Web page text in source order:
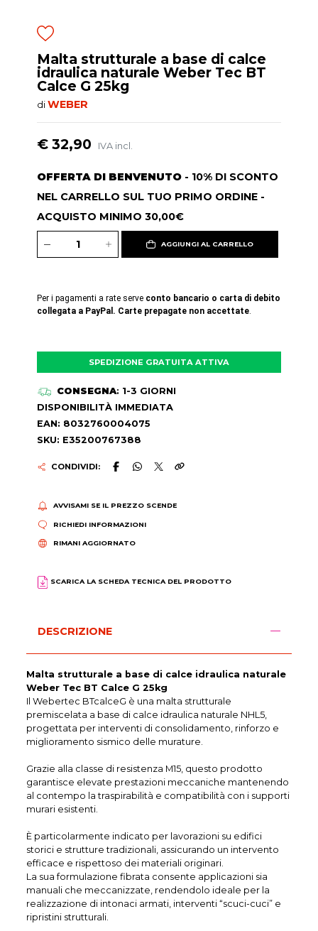
Malta strutturale a base di calce
idraulica naturale Weber Tec BT
Calce G 25kg
diWEBER
€ 32,90 IVA incl.
OFFERTA DI BENVENUTO - 10% DI SCONTO
NEL CARRELLO SUL TUO PRIMO ORDINE -
ACQUISTO MINIMO 30,00€
AGGIUNGI AL CARRELLO
Per i pagamenti a rate serve conto bancario o carta di debito
collegata a PayPal. Carte prepagate non accettate
SPEDIZIONE GRATUITA ATTIVA
CONSEGNA: 1-3 GIORNI
DISPONIBILITÀ IMMEDIATA
EAN: 8032760004075
SKU: E35200767388
CONDIVIDI:
AVVISAMI SE IL PREZZO SCENDE
RICHIEDI INFORMAZIONI
RIMANI AGGIORNATO
SCARICA LA SCHEDA TECNICA DEL PRODOTTO
DESCRIZIONE
Malta strutturale a base di calce idraulica naturale
Weber Tec BT Calce G 25kg
Il Webertec BTcalceG è una malta strutturale
premiscelata a base di calce idraulica naturale NHL5,
progettata per interventi di consolidamento, rinforzo e
miglioramento sismico delle murature.
Grazie alla classe di resistenza M15, questo prodotto
garantisce elevate prestazioni meccaniche mantenendo
al contempo la traspirabilità e compatibilità con i supporti
murari esistenti.
È particolarmente indicato per lavorazioni su edifici
storici e strutture tradizionali, assicurando un intervento
efficace e rispettoso dei materiali originari.
La sua formulazione fibrata consente applicazioni sia
manuali che meccanizzate, rendendolo ideale per la
realizzazione di intonaci armati, interventi “scuci-cuci” e
ripristini strutturali.